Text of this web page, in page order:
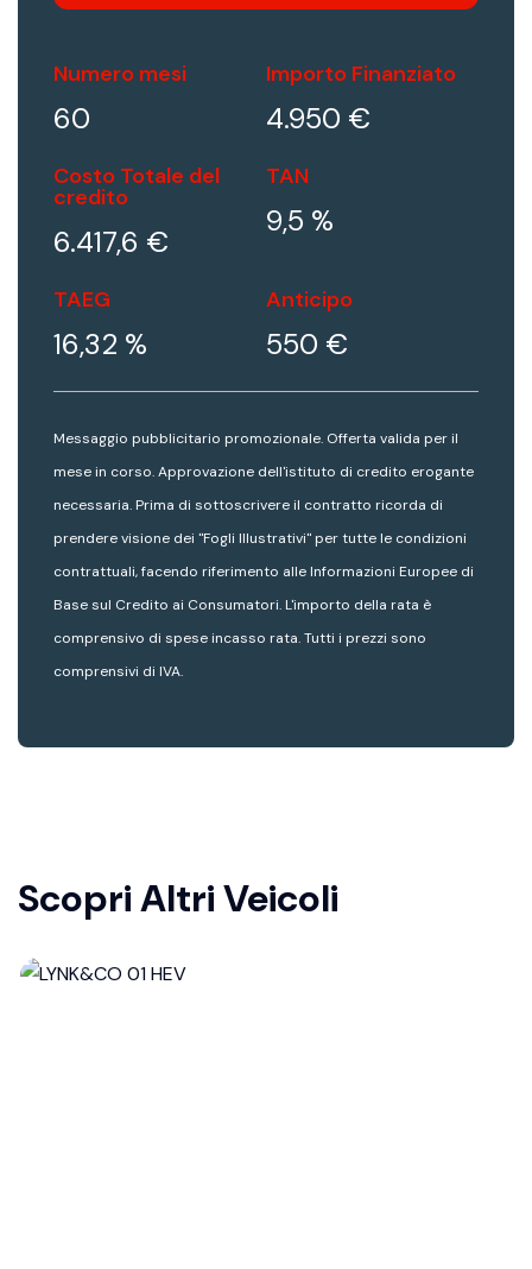
Numero mesi
60
Importo Finanziato
4.950 €
Costo Totale del
credito
6.417,6 €
TAN
9,5 %
TAEG
16,32 %
Anticipo
550 €
Messaggio pubblicitario promozionale. Offerta valida per il
mese in corso. Approvazione dell'istituto di credito erogante
necessaria. Prima di sottoscrivere il contratto ricorda di
prendere visione dei "Fogli Illustrativi" per tutte le condizioni
contrattuali, facendo riferimento alle Informazioni Europee di
Base sul Credito ai Consumatori. L'importo della rata è
comprensivo di spese incasso rata. Tutti i prezzi sono
comprensivi di IVA.
Scopri Altri Veicoli